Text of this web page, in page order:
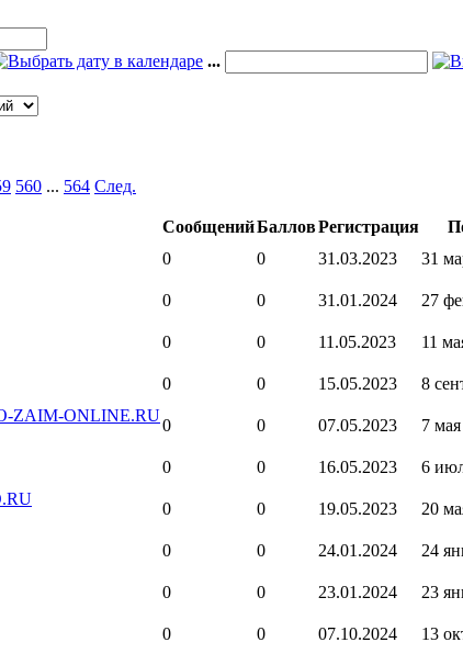
...
560 ... 564 След.
СообщенийБалловРегистрация
0 0 31.03.2023
31
0 0 31.01.2024
27
0 0 11.05.2023
11
0 0 15.05.2023
8
ZAIM-ONLINE.RU
0 0 07.05.2023
7
0 0 16.05.2023
6
0 0 19.05.2023
20
0 0 24.01.2024
24
0 0 23.01.2024
23
0 0 07.10.2024
13